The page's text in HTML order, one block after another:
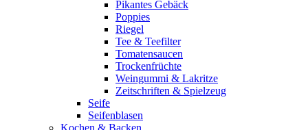
Pikantes Gebäck
Poppies
Riegel
Tee & Teefilter
Tomatensaucen
Trockenfrüchte
Weingummi & Lakritze
Zeitschriften & Spielzeug
Seife
Seifenblasen
Kochen & Backen